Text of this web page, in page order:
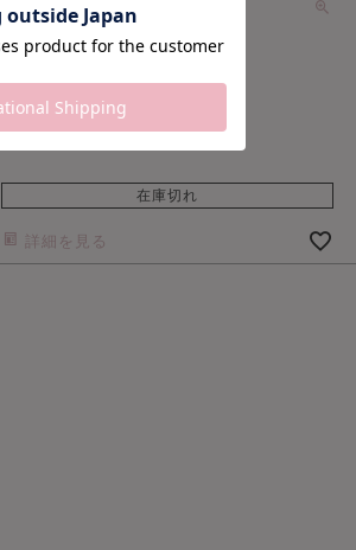
Innocent Time
ソーラー電池 サファイアガラス
¥25,300税込
在庫切れ
詳細を見る